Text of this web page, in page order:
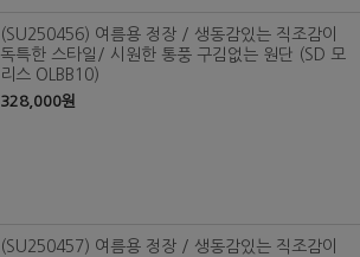
(SU250456) 여름용 정장 / 생동감있는 직조감이
독특한 스타일/ 시원한 통풍 구김없는 원단 (SD 모
리스 OLBB10)
328,000원
(SU250457) 여름용 정장 / 생동감있는 직조감이